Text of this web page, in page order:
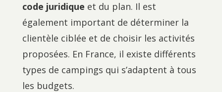
code juridique et du plan. Il est
également important de déterminer la
clientèle ciblée et de choisir les activités
proposées. En France, il existe différents
types de campings qui s’adaptent à tous
les budgets.